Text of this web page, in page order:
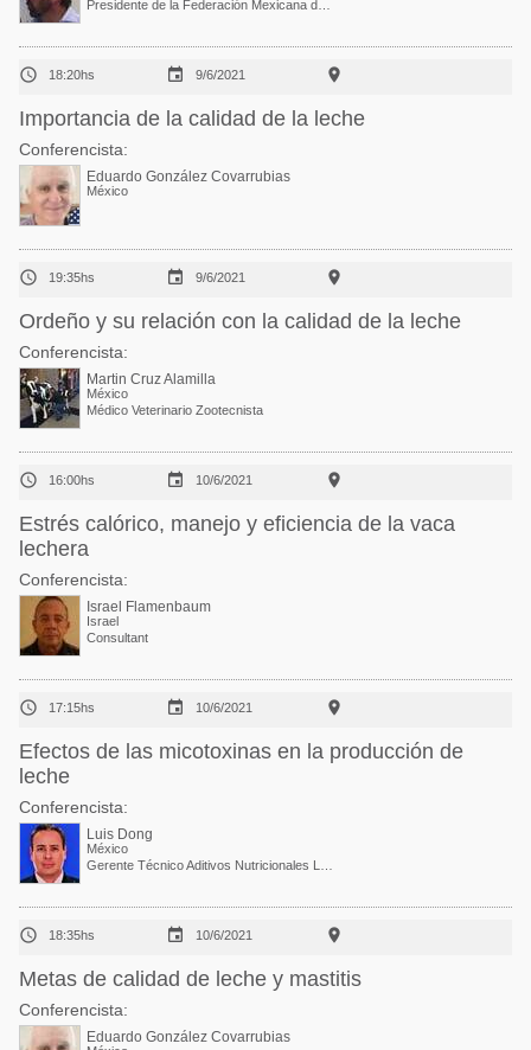
 18:20hs  9/6/2021 
Importancia de la calidad de la leche
Conferencista:
Eduardo González Covarrubias
México
 19:35hs  9/6/2021 
Ordeño y su relación con la calidad de la leche
Conferencista:
Martin Cruz Alamilla
México
Médico Veterinario Zootecnista
 16:00hs  10/6/2021 
Estrés calórico, manejo y eficiencia de la vaca
lechera
Conferencista:
Israel Flamenbaum
Israel
Consultant
 17:15hs  10/6/2021 
Efectos de las micotoxinas en la producción de
leche
Conferencista:
Luis Dong
México
 18:35hs  10/6/2021 
Metas de calidad de leche y mastitis
Conferencista:
Eduardo González Covarrubias